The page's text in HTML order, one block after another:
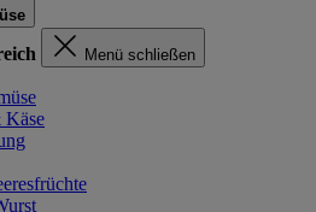
Menü schließen